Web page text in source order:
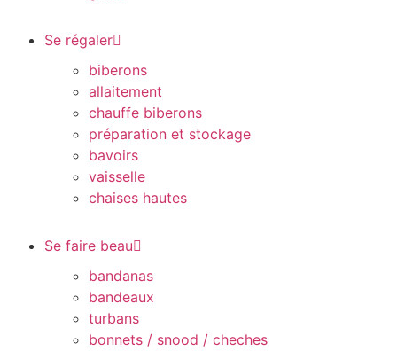
Se régaler
biberons
allaitement
chauffe biberons
préparation et stockage
bavoirs
vaisselle
chaises hautes
Se faire beau
bandanas
bandeaux
turbans
bonnets / snood / cheches